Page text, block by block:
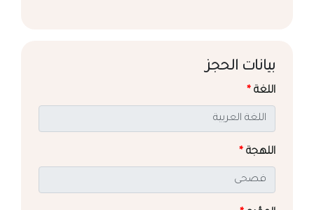
بيانات الحجز
اللغة *
اللهجة *